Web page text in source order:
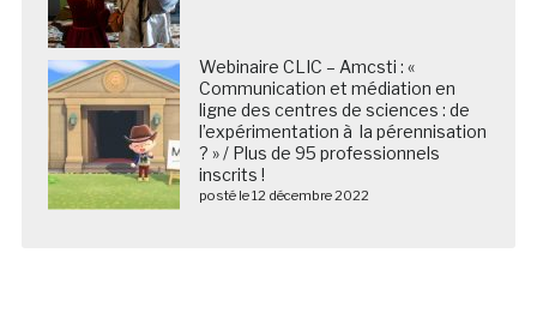
Webinaire CLIC – Amcsti : «
Communication et médiation en
ligne des centres de sciences : de
l’expérimentation à la pérennisation
? » / Plus de 95 professionnels
inscrits !
posté le 12 décembre 2022